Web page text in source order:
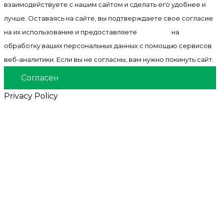
взаимодействуете с нашим сайтом и сделать его удобнее и
лучше. Оставаясь на сайте, вы подтверждаете свое согласие
на их использование и предоставляете
на
обработку ваших персональных данных с помощью сервисов
веб-аналитики. Если вы не согласны, вам нужно покинуть сайт.
Согласен
Privacy Policy